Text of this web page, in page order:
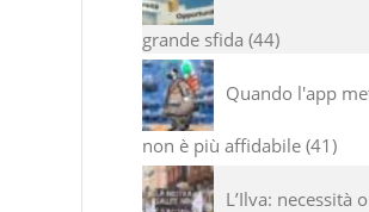
grande sfida 44
Quando l'app
non è più affidabile 41
L’Ilva: necessità o